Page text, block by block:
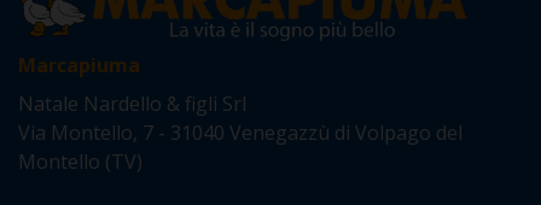
Marcapiuma
Natale Nardello & figli Srl
Via Montello, 7 - 31040 Venegazzù di Volpago del
Montello (TV)